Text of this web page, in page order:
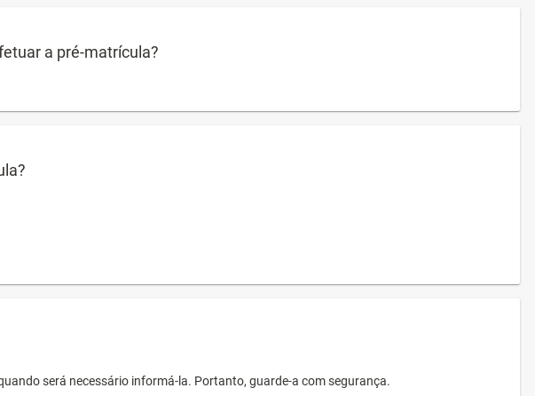
a pré-matrícula?
será necessário informá-la. Portanto, guarde-a com segurança.